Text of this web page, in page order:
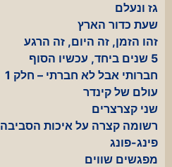
גז ונעלם
שעת כדור הארץ
זהו הזמן, זה היום, זה הרגע
5 שנים ביחד, עכשיו הסוף
חברותי אבל לא חברתי – חלק 1
עולם של קינדר
שני קצרצרים
רשומה קצרה על איכות הסביבה
פינג-פונג
מפגשים שווים